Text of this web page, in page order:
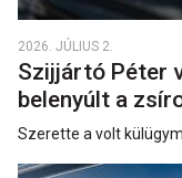
2026. JÚLIUS 2.
Szijjártó Péter
belenyúlt a
Szerette a volt